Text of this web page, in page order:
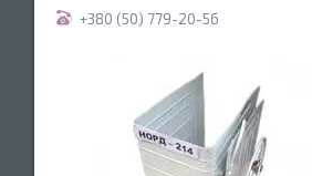
+380 (50) 779-20-56